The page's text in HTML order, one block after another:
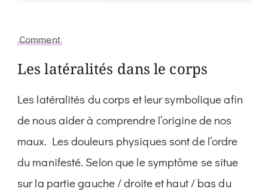
Comment
Les latéralités dans le corps
Les latéralités du corps et leur symbolique afin
de nous aider à comprendre l’origine de nos
maux. Les douleurs physiques sont de l’ordre
du manifesté. Selon que le symptôme se situe
sur la partie gauche / droite et haut / bas du